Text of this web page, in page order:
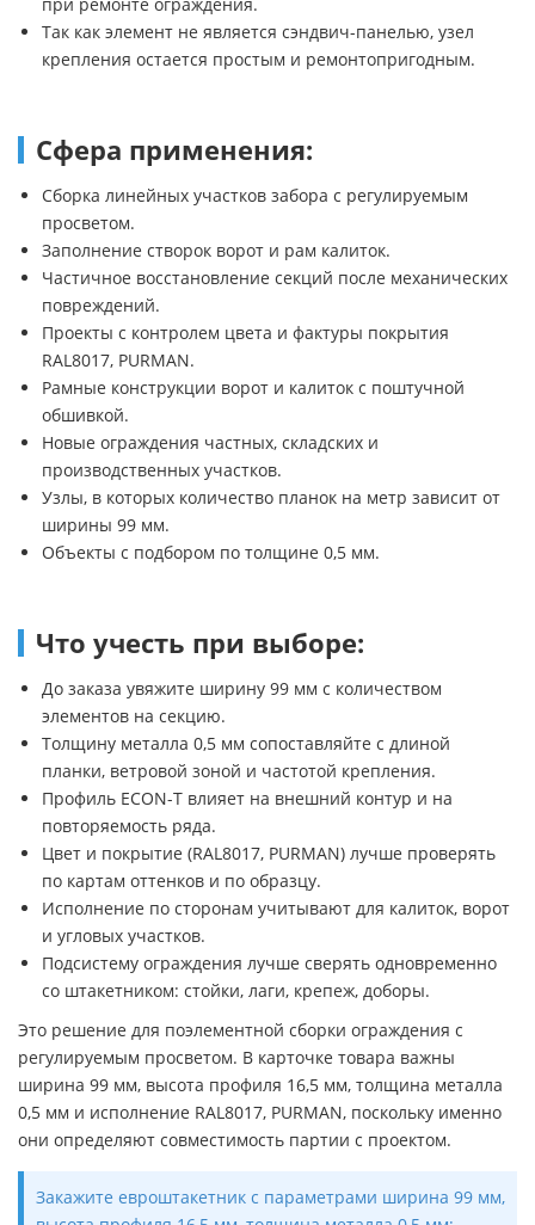
Так как элемент не является сэндвич-панелью, узел
крепления остается простым и ремонтопригодным.
Сфера применения:
Сборка линейных участков забора с регулируемым
просветом.
Заполнение створок ворот и рам калиток.
Частичное восстановление секций после механических
повреждений.
Проекты с контролем цвета и фактуры покрытия
RAL8017, PURMAN.
Рамные конструкции ворот и калиток с поштучной
обшивкой.
Новые ограждения частных, складских и
производственных участков.
Узлы, в которых количество планок на метр зависит от
ширины 99 мм.
Объекты с подбором по толщине 0,5 мм.
Что учесть при выборе:
До заказа увяжите ширину 99 мм с количеством
элементов на секцию.
Толщину металла 0,5 мм сопоставляйте с длиной
планки, ветровой зоной и частотой крепления.
Профиль ECON-T влияет на внешний контур и на
повторяемость ряда.
Цвет и покрытие (RAL8017, PURMAN) лучше проверять
по картам оттенков и по образцу.
Исполнение по сторонам учитывают для калиток, ворот
и угловых участков.
Подсистему ограждения лучше сверять одновременно
со штакетником: стойки, лаги, крепеж, доборы.
Это решение для поэлементной сборки ограждения с
регулируемым просветом. В карточке товара важны
ширина 99 мм, высота профиля 16,5 мм, толщина металла
0,5 мм и исполнение RAL8017, PURMAN, поскольку именно
они определяют совместимость партии с проектом.
Закажите евроштакетник с параметрами ширина 99 мм,